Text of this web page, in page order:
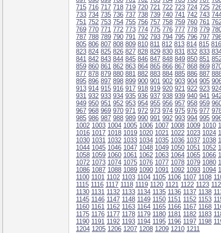
715 716 717 718 719 720 721 722 723 724 725
733 734 735 736 737 738 739 740 741 742 743
751 752 753 754 755 756 757 758 759 760 761
769 770 771 772 773 774 775 776 777 778 779
787 788 789 790 791 792 793 794 795 796 797
805 806 807 808 809 810 811 812 813 814 815 816
823 824 825 826 827 828 829 830 831 832 833
841 842 843 844 845 846 847 848 849 850 851
859 860 861 862 863 864 865 866 867 868 869
877 878 879 880 881 882 883 884 885 886 887
895 896 897 898 899 900 901 902 903 904 905
913 914 915 916 917 918 919 920 921 922 923
931 932 933 934 935 936 937 938 939 940 941
949 950 951 952 953 954 955 956 957 958 959
967 968 969 970 971 972 973 974 975 976 977
985 986 987 988 989 990 991 992 993 994 995
1002 1003 1004 1005 1006 1007 1008 1009 1010
1016 1017 1018 1019 1020 1021 1022 1023 1024
1030 1031 1032 1033 1034 1035 1036 1037 1038
1044 1045 1046 1047 1048 1049 1050 1051 1052
1058 1059 1060 1061 1062 1063 1064 1065 1066
1072 1073 1074 1075 1076 1077 1078 1079 1080
1086 1087 1088 1089 1090 1091 1092 1093 1094
1100 1101 1102 1103 1104 1105 1106 1107 1108
1115 1116 1117 1118 1119 1120 1121 1122 1123
1130 1131 1132 1133 1134 1135 1136 1137 1138
1145 1146 1147 1148 1149 1150 1151 1152 1153
1160 1161 1162 1163 1164 1165 1166 1167 1168
1175 1176 1177 1178 1179 1180 1181 1182 1183
1190 1191 1192 1193 1194 1195 1196 1197 1198
1204 1205 1206 1207 1208 1209 1210 1211